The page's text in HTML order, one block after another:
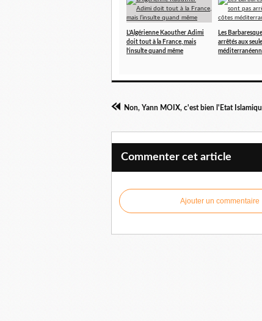
L’Algérienne Kaouther Adimi
doit tout à la France, mais
l’insulte quand même
Les
arrêtés aux
Non, Yann MOIX, c'est bien l'Etat
Commenter cet article
Ajouter un commentaire